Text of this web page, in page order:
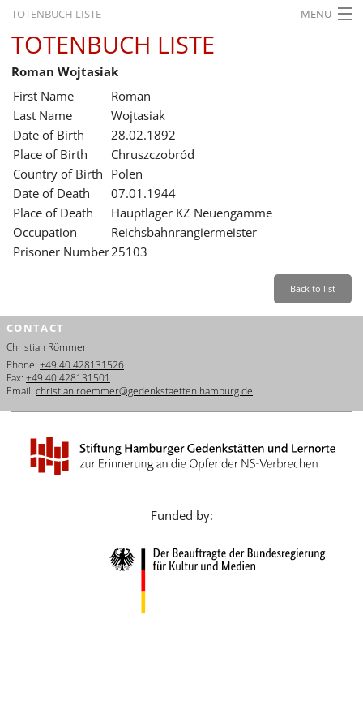
TOTENBUCH LISTE MENU
STARTSEITE
AUSSTELLUNGEN
GESCHICHTE
BILDUNG
FORSCHUNG
SERVICE
Leichte Sprache Back
Dansk
Español
Italiano
Nederlands
Português
Gebärdensprache
TOTENBUCH LISTE
Roman Wojtasiak
First Name
Roman
Last Name
Wojtasiak
Date of Birth
28.02.1892
Place of Birth
Chruszczobród
Country of Birth Polen
Date of Death
07.01.1944
Place of Death
Hauptlager KZ Neuengamme
Occupation
Reichsbahnrangiermeister
Prisoner Number25103
Back to list
CONTACT
Christian Römmer
Phone: +49 40 428131526
Fax: +49 40 428131501
Email: christian.roemmer@gedenkstaetten.hamburg.de
Funded by: